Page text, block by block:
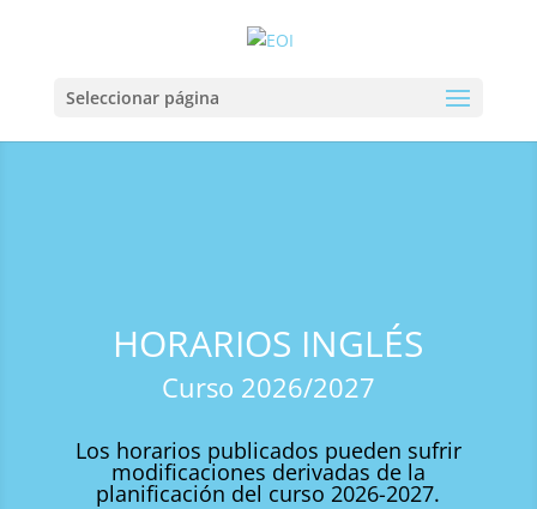
Seleccionar página
HORARIOS INGLÉS
Curso 2026/2027
Los horarios publicados pueden sufrir
modificaciones derivadas de la
planificación del curso 2026-2027.